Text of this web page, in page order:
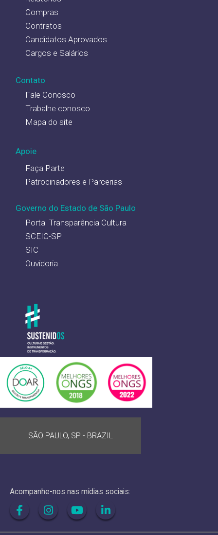
Compras
Contratos
Candidatos Aprovados
Cargos e Salários
Contato
Fale Conosco
Trabalhe conosco
Mapa do site
Apoie
Faça Parte
Patrocinadores e Parcerias
Governo do Estado de São Paulo
Portal Transparência Cultura
SCEIC-SP
SIC
Ouvidoria
SÃO PAULO, SP - BRAZIL
Acompanhe-nos nas mídias sociais: